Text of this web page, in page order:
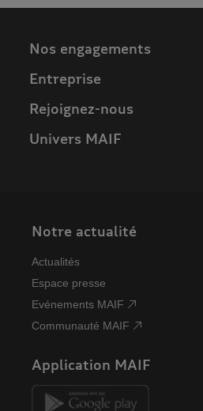
Nos engagements
Entreprise
Rejoignez-nous
Univers MAIF
Notre actualité
Actualités
Espace presse
Evénements MAIF
Communauté MAIF
Application MAIF